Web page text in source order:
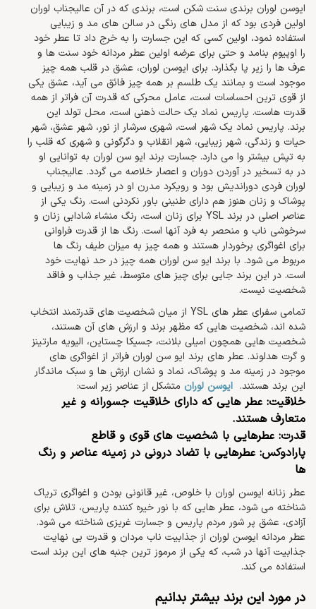
ایوسن لوران برندی سنت شکن است، برندی که در آن عالیجناب لوران
اولین فردی بود که از مدل های رنگی در سالن های مد و زیبایی
استفاده نمود، اولین کسی که این جسارت را به خرج داد تا عطر خود
را اوپیوم بنامد و حتی برای عرضه اولین عطر مردانه خود سنت ها و
عرف ها را زیر پا بگذارد. برای ایوسن لوران، عشق در قلب همه چیز
موجود است و بمانند یک طلسم بر همه چیز فائق می آید، عشق یکی
از قوی ترین احساسات است، عامل محرکی که قدرت آن فراتر از همه
قدرت هاست. پاریس نماد یک حالت ذهنی است، محل تولد این
برند. پاریس نماد یک شهر است، شهری سرشار از نور، شهر عشق، شهر
حیات و زندگی، شهر زیبایی، شهر انقلاب و دگرگونی و شهری که قلب را
به تپش بیشتر وا می دارد. جسارت برند ایو سن لوران به توانایی او
در به تسخیر در آوردن دوران و اعصار خلاصه می گردد. عالیجناب
لوران فردی دوراندیش بود و رویکرد مدرن او در زمینه مد و زیبایی و
پوشاک و زنان هنوز هم دارای طنینی باور نکردنی است. رنگ یکی از
عناصر اصلی در برند YSL برای زنان است، رنگ منشاء شادابی زنان و
سرخوشی ناب و منحصر به فرد آنها است. رنگ ها از قدرت فراوانی
برای اغواگری برخوردار هستند و همه چیز به میزان طیف رنگ ها
مربوط می شود. با برند ایو سن لوران همه چیز در حد نهایت خود
است. در این برند جایی برای چیز های متوسط، غیر جذاب و فاقد
شخصیت نیست.
تمامی سفرای عطر های YSL از میان شخصیت های قدرتمند انتخاب
شده اند، شخصیت هایی که مظهر برند و ارزش های آن هستند،
شخصیت هایی همچون امیلی بلانت، جسیکا چستاین، الیویه مارتینز
و گرت هدلوند. عطر های برند ایو سن لوران فراتر از اغواگری های
موجود در زمینه مد و پوشاک، نماد و نشان ارزش ها و سبک ماندگار
این برند هستند. ایوسن لوران متشکل از عناصر زیر است:
خلاقیت: عطر هایی که دارای خلاقیت جسورانه و غیر
متعارف هستند.
قدرت: عطرهایی با شخصیت های قوی و قاطع
پارادوکس: عطرهایی با تضاد درونی در زمینه عناصر و رنگ
ها
عطر زنانه ایوسن لوران با خلوص، غیر قانونی بودن و اغواگری تریاک
شناخته می شود، عطر هایی که با نور خیره کننده پاریس، تلاش برای
آزادی، عشق پر شور مردم پاریس و جسارت غریزی شناخته می شود.
عطر مردانه ایوسن لوران از جذابیت ناب مردان و قدرت بی نهایت
جذابیت آنها در شب، که یکی از مرموز ترین جنبه های این برند است
استفاده می کند.
در مورد این برند بیشتر بدانیم